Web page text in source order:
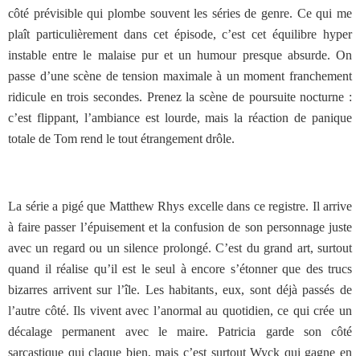
côté prévisible qui plombe souvent les séries de genre. Ce qui me
plaît particulièrement dans cet épisode, c’est cet équilibre hyper
instable entre le malaise pur et un humour presque absurde. On
passe d’une scène de tension maximale à un moment franchement
ridicule en trois secondes. Prenez la scène de poursuite nocturne :
c’est flippant, l’ambiance est lourde, mais la réaction de panique
totale de Tom rend le tout étrangement drôle.
La série a pigé que Matthew Rhys excelle dans ce registre. Il arrive
à faire passer l’épuisement et la confusion de son personnage juste
avec un regard ou un silence prolongé. C’est du grand art, surtout
quand il réalise qu’il est le seul à encore s’étonner que des trucs
bizarres arrivent sur l’île. Les habitants, eux, sont déjà passés de
l’autre côté. Ils vivent avec l’anormal au quotidien, ce qui crée un
décalage permanent avec le maire. Patricia garde son côté
sarcastique qui claque bien, mais c’est surtout Wyck qui gagne en